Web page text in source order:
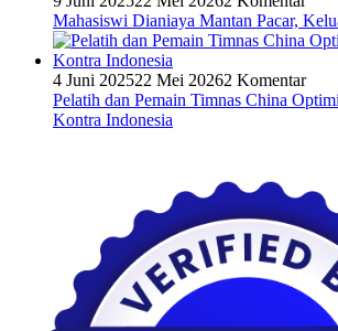
Mahasiswi Dianiaya Mantan Pacar,
4 Juni 202522 Mei 20262 Komentar
Pelatih dan Pemain Timnas China
Kontra Indonesia